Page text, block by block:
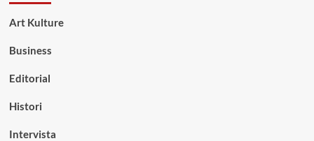
Art Kulture
Business
Editorial
Histori
Intervista